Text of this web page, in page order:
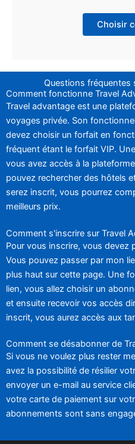
Choisir
Questions fréquentes
Comment fonctionne Travel
Travel advantage est une
voyages privée. Son
devez choisir un forfait en
fréquent étant le forfait VIP.
vous avez accès à la
pouvez rechercher des hôtels
serez inscrit, vous pourrez
meilleurs prix.
Comment s'inscrire sur Travel
Pour vous inscrire, vous devez
Vous pouvez passer par mon
plus haut sur cette page. Une
lien, vous allez choisir un
et ensuite recevoir vos accès
inscrit, vous aurez accès aux
Comment se désabonner de
Si vous ne voulez plus rester
avez la possibilité de résilier
envoyer un e-mail au service
votre carte de paiement sur
abonnements sont sans